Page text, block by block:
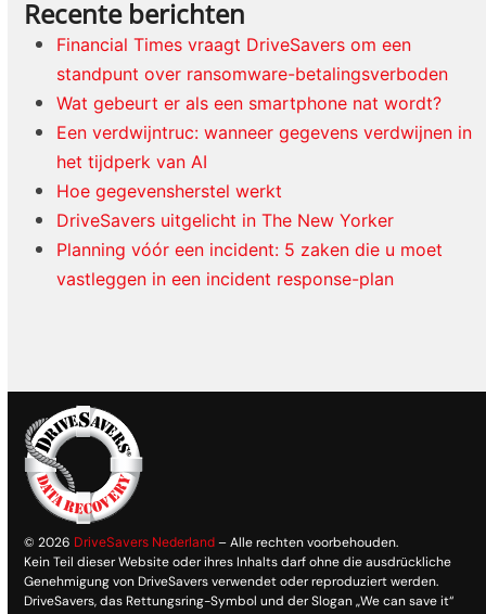
Recente berichten
Financial Times vraagt DriveSavers om een
standpunt over ransomware-betalingsverboden
Wat gebeurt er als een smartphone nat wordt?
Een verdwijntruc: wanneer gegevens verdwijnen in
het tijdperk van AI
Hoe gegevensherstel werkt
DriveSavers uitgelicht in The New Yorker
Planning vóór een incident: 5 zaken die u moet
vastleggen in een incident response-plan
© 2026 DriveSavers Nederland – Alle rechten voorbehouden.
Kein Teil dieser Website oder ihres Inhalts darf ohne die ausdrückliche
Genehmigung von DriveSavers verwendet oder reproduziert werden.
DriveSavers, das Rettungsring-Symbol und der Slogan „We can save it“